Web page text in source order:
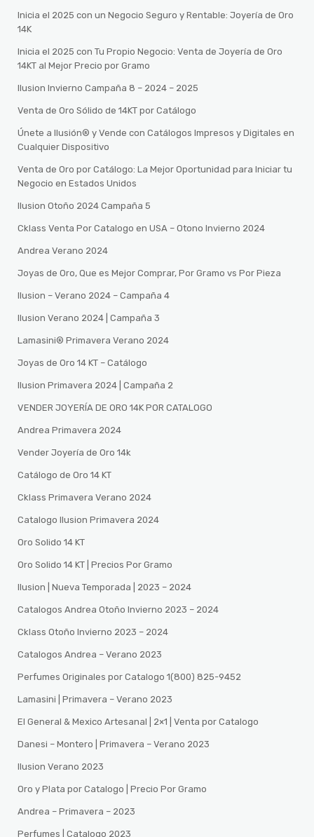
Inicia el 2025 con un Negocio Seguro y Rentable: Joyería de Oro
14K
Inicia el 2025 con Tu Propio Negocio: Venta de Joyería de Oro
14KT al Mejor Precio por Gramo
Ilusion Invierno Campaña 8 – 2024 – 2025
Venta de Oro Sólido de 14KT por Catálogo
Únete a Ilusión® y Vende con Catálogos Impresos y Digitales en
Cualquier Dispositivo
Venta de Oro por Catálogo: La Mejor Oportunidad para Iniciar tu
Negocio en Estados Unidos
Ilusion Otoño 2024 Campaña 5
Cklass Venta Por Catalogo en USA – Otono Invierno 2024
Andrea Verano 2024
Joyas de Oro, Que es Mejor Comprar, Por Gramo vs Por Pieza
Ilusion – Verano 2024 – Campaña 4
Ilusion Verano 2024 | Campaña 3
Lamasini®️ Primavera Verano 2024
Joyas de Oro 14 KT – Catálogo
Ilusion Primavera 2024 | Campaña 2
VENDER JOYERÍA DE ORO 14K POR CATALOGO
Andrea Primavera 2024
Vender Joyería de Oro 14k
Catálogo de Oro 14 KT
Cklass Primavera Verano 2024
Catalogo Ilusion Primavera 2024
Oro Solido 14 KT
Oro Solido 14 KT | Precios Por Gramo
Ilusion | Nueva Temporada | 2023 – 2024
Catalogos Andrea Otoño Invierno 2023 – 2024
Cklass Otoño Invierno 2023 – 2024
Catalogos Andrea – Verano 2023
Perfumes Originales por Catalogo 1(800) 825-9452
Lamasini | Primavera – Verano 2023
El General & Mexico Artesanal | 2×1 | Venta por Catalogo
Danesi – Montero | Primavera – Verano 2023
Ilusion Verano 2023
Oro y Plata por Catalogo | Precio Por Gramo
Andrea – Primavera – 2023
Perfumes | Catalogo 2023